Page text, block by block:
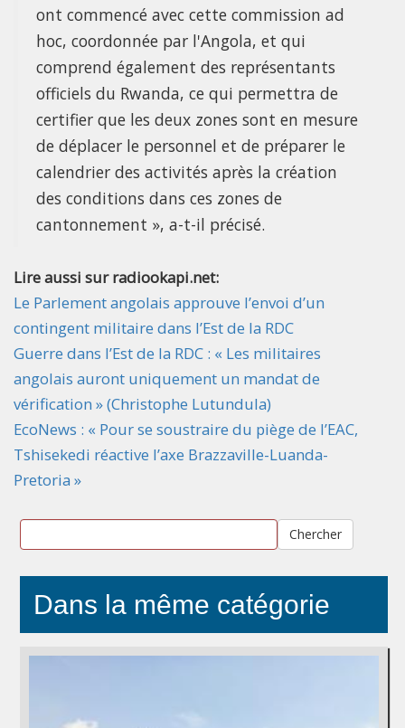
ont commencé avec cette commission ad
hoc, coordonnée par l'Angola, et qui
comprend également des représentants
officiels du Rwanda, ce qui permettra de
certifier que les deux zones sont en mesure
de déplacer le personnel et de préparer le
calendrier des activités après la création
des conditions dans ces zones de
cantonnement », a-t-il précisé.
Lire aussi sur radiookapi.net:
Le Parlement angolais approuve l’envoi d’un
contingent militaire dans l’Est de la RDC
Guerre dans l’Est de la RDC : « Les militaires
angolais auront uniquement un mandat de
vérification » (Christophe Lutundula)
EcoNews : « Pour se soustraire du piège de l’EAC,
Tshisekedi réactive l’axe Brazzaville-Luanda-
Pretoria »
Chercher
Dans la même catégorie